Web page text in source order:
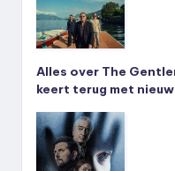
Alles over The
keert terug met